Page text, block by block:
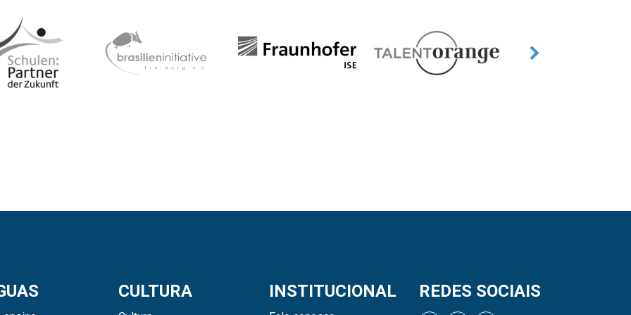
CULTURA INSTITUCIONAL REDES SOCIAIS